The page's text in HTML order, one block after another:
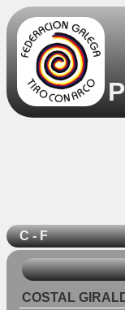
C - F
COSTAL